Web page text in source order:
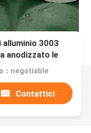
3003
anodizzato le
：negotiable
Contattici